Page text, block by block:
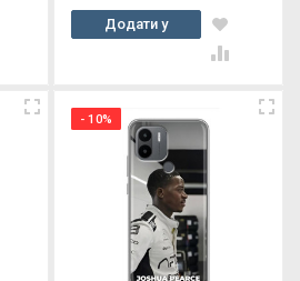
Додати у
кошик
- 10%